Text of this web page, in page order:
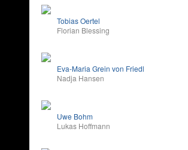
Tobias Oertel
Florian Blessing
Eva-Maria Grein von Friedl
Nadja Hansen
Uwe Bohm
Lukas Hoffmann